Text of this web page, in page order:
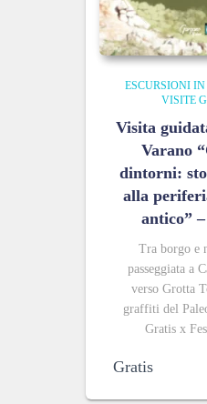
ESCURSIONI
VISITE
Visita
Varano
dintorni:
alla
antico”
Tra borgo e
passeggiata a
verso Grotta
graffiti del
Gratis x
Gratis